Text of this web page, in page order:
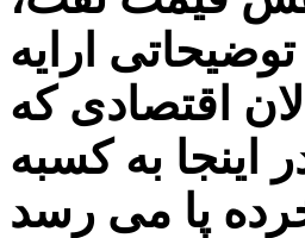
ارایه
اقتصادی که
اینجا به کسبه